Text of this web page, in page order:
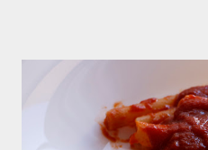
minestrina, in padella, stufate
cianfotta, con la pasta oppure
si trovano fresche, in estate.